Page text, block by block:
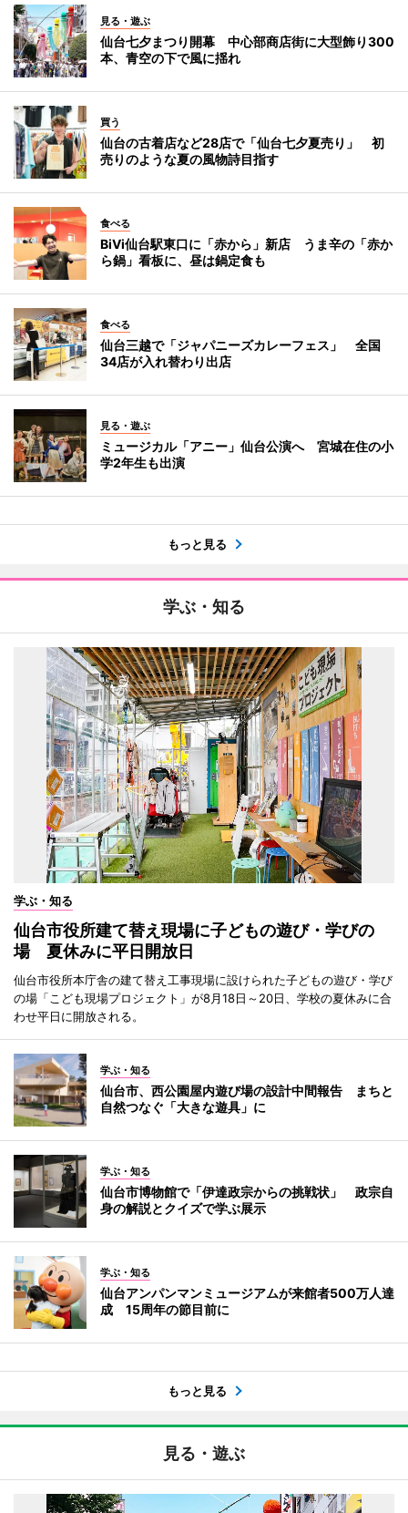
見る・遊ぶ
仙台七夕まつり開幕 中心部商店街に大型飾り300
本、青空の下で風に揺れ
買う
仙台の古着店など28店で「仙台七夕夏売り」 初
売りのような夏の風物詩目指す
食べる
BiVi仙台駅東口に「赤から」新店 うま辛の「赤か
ら鍋」看板に、昼は鍋定食も
食べる
仙台三越で「ジャパニーズカレーフェス」 全国
34店が入れ替わり出店
見る・遊ぶ
ミュージカル「アニー」仙台公演へ 宮城在住の小
学2年生も出演
もっと見る
学ぶ・知る
学ぶ・知る
仙台市役所建て替え現場に子どもの遊び・学びの
場 夏休みに平日開放日
仙台市役所本庁舎の建て替え工事現場に設けられた子どもの遊び・学び
の場「こども現場プロジェクト」が8月18日～20日、学校の夏休みに合
わせ平日に開放される。
学ぶ・知る
仙台市、西公園屋内遊び場の設計中間報告 まちと
自然つなぐ「大きな遊具」に
学ぶ・知る
仙台市博物館で「伊達政宗からの挑戦状」 政宗自
身の解説とクイズで学ぶ展示
学ぶ・知る
仙台アンパンマンミュージアムが来館者500万人達
成 15周年の節目前に
もっと見る
見る・遊ぶ